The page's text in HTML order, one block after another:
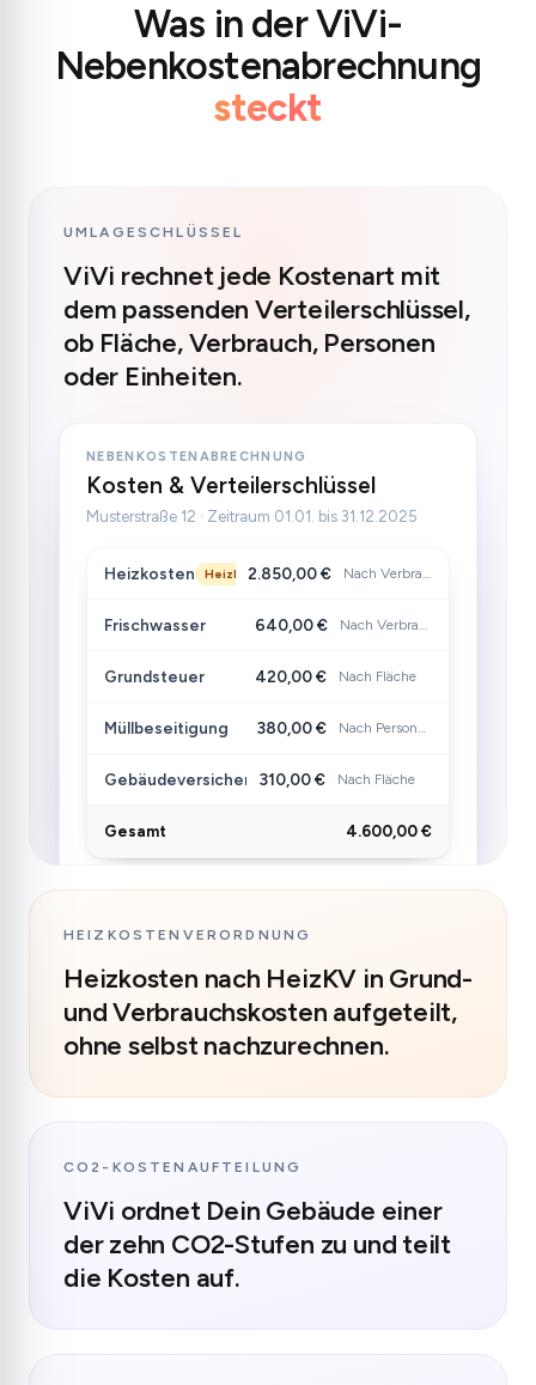
Was in der ViVi-
Nebenkostenabrechnung
steckt
UMLAGESCHLÜSSEL
ViVi rechnet jede Kostenart mit
dem passenden Verteilerschlüssel,
ob Fläche, Verbrauch, Personen
oder Einheiten.
NEBENKOSTENABRECHNUNG
Kosten & Verteilerschlüssel
Musterstraße 12 · Zeitraum 01.01. bis 31.12.2025
Heizkosten HeizKV2.850,00 € Nach Verbrauch
Frischwasser 640,00 € Nach Verbrauch
Grundsteuer 420,00 € Nach Fläche
Müllbeseitigung 380,00 € Nach Personen
Gebäudeversicherung310,00 € Nach Fläche
Gesamt 4.600,00 €
HEIZKOSTENVERORDNUNG
Heizkosten nach HeizKV in Grund-
und Verbrauchskosten aufgeteilt,
ohne selbst nachzurechnen.
CO2-KOSTENAUFTEILUNG
ViVi ordnet Dein Gebäude einer
der zehn CO2-Stufen zu und teilt
die Kosten auf.